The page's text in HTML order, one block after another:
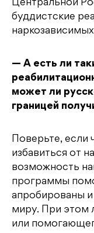
Центральной
буддистские
— А есть ли
может ли
границей
Поверьте, если
избавиться от
возможность
программы
апробированы
миру. При этом
или